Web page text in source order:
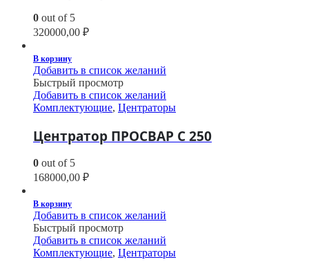
0 out of 5
320000,00 ₽
В корзину
Добавить в список желаний
Быстрый просмотр
Добавить в список желаний
Комплектующие, Центраторы
Центратор ПРОСВАР С 250
0 out of 5
168000,00 ₽
В корзину
Добавить в список желаний
Быстрый просмотр
Добавить в список желаний
Комплектующие, Центраторы